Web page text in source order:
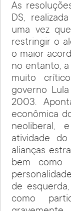
As
DS,
uma vez
restringir o
o maior
no entanto,
muito
governo
2003.
econômica
neoliberal,
atividade
alianças
bem como
de
como